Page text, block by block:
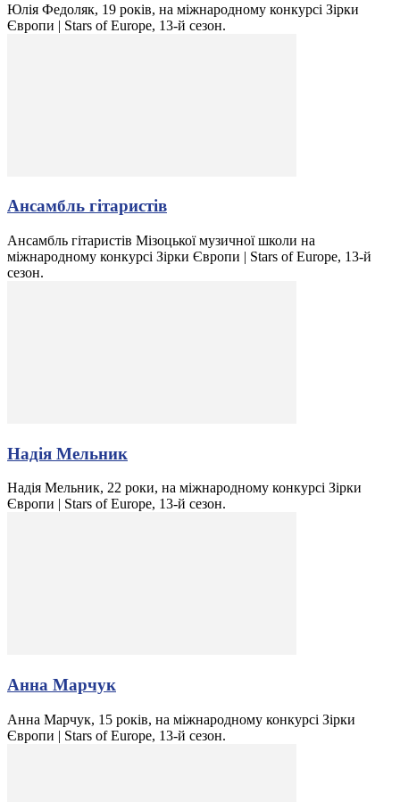
Юлія Федоляк, 19 років, на міжнародному конкурсі Зірки
Європи | Stars of Europe, 13-й сезон.
Ансамбль гітаристів
Ансамбль гітаристів Мізоцької музичної школи на
міжнародному конкурсі Зірки Європи | Stars of Europe, 13-й
сезон.
Надія Мельник
Надія Мельник, 22 роки, на міжнародному конкурсі Зірки
Європи | Stars of Europe, 13-й сезон.
Анна Марчук
Анна Марчук, 15 років, на міжнародному конкурсі Зірки
Європи | Stars of Europe, 13-й сезон.